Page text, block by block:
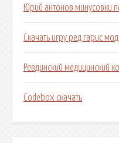
Юрий антонов минусовки
Скачать игру ред гарис
Ревдинский медицинский
Codebox скачать